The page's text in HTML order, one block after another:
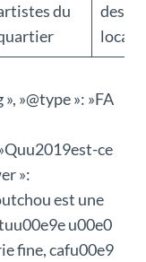
du
des
locaux
»@type »: »FA
ce
»:
est une
u00e0
fine, cafu00e9